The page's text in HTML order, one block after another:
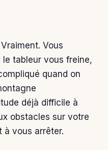
Vous
tableur vous freine,
quand on
déjà difficile à
obstacles sur votre
à vous arrêter.